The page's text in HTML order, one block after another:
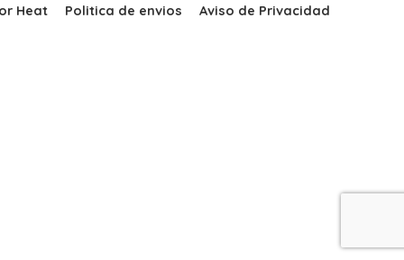
Heat Politica de envios Aviso de Privacidad